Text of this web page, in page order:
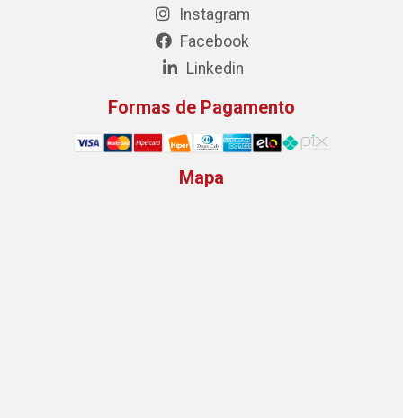
Instagram
Facebook
Linkedin
Formas de Pagamento
Mapa